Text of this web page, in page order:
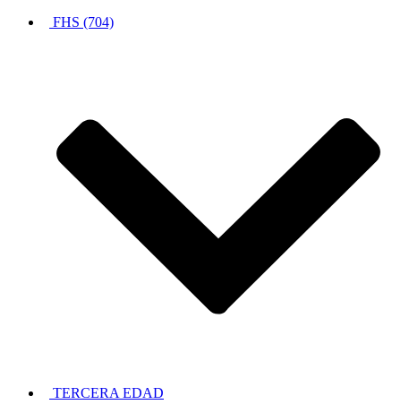
FHS (704)
TERCERA EDAD